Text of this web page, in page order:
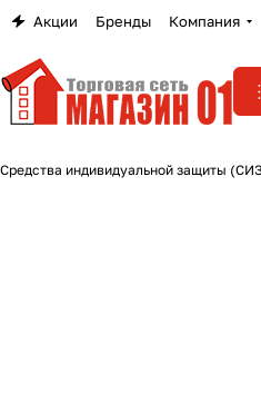
Акции Бренды Компания
Средства индивидуальной защиты